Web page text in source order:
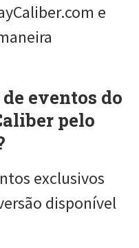
e
eventos do
pelo
exclusivos
disponível